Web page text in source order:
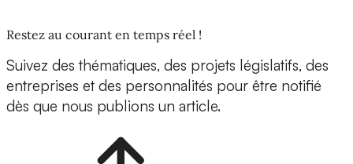
Restez au courant en temps réel !
Suivez des thématiques, des projets législatifs, des
entreprises et des personnalités pour être notifié
dès que nous publions un article.